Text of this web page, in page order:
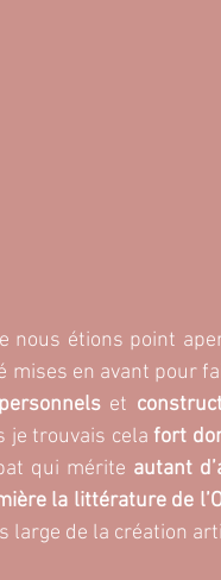
nous étions point
mises en avant pour
et
je trouvais cela fort
qui mérite autant
la littérature de
large de la création